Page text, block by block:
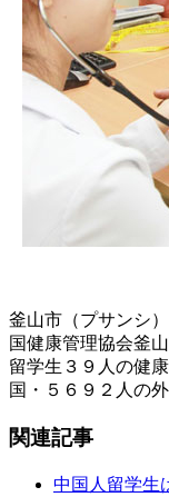
釜山市（プサンシ
国健康管理協会釜
留学生３９人の健
国・５６９２人の
関連記事
中国人留学生